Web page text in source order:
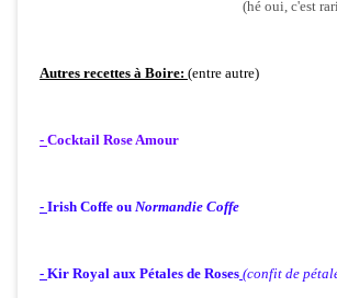
(hé oui, c'est
Autres recettes à Boire: (entre autre)
- Cocktail Rose Amour
- Irish Coffe ou Normandie Coffe
- Kir Royal aux Pétales de Roses (confit de